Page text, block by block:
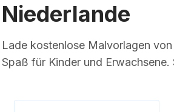
Niederlande
Lade kostenlose Malvorlagen
Spaß für Kinder und